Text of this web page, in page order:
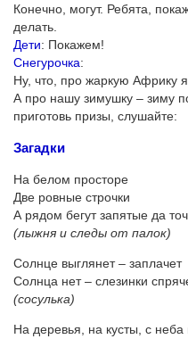
Конечно, могут. Ребята,
делать.
Дети: Покажем!
Снегурочка:
Ну, что, про жаркую Африку я
А про нашу зимушку – зиму
приготовь призы, слушайте:
Загадки
На белом просторе
Две ровные строчки
А рядом бегут запятые да
(лыжня и следы от палок)
Солнце выглянет – заплачет
Солнца нет – слезинки
(сосулька)
На деревья, на кусты, с неба